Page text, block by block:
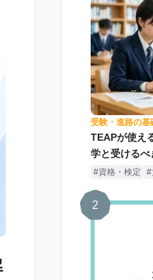
受験・進路の基
TEAPが使え
学と受けるべ
資格・検定
2